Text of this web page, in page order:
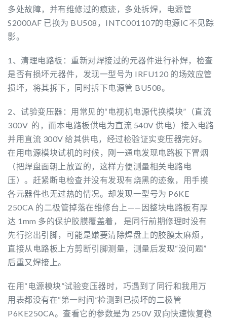
多处故障，并有维修过的痕迹，多处拆焊，电源管
S2000AF 已换为 BU508，INTC001107的电源IC不见踪
影。
1、清理电路板：重新对焊接过的元器件进行补焊，检查
是否有损坏元器件，发现一型号为 IRFU120 的场效应管
损坏，将其拆下，同时拆下电源管 BU508。
2、试验变压器：用常见的“电视机电源代换模块”（直流
300V 的，而本电路板供电为直流 540V 供电）接入电路
并用直流 300V 给其供电，经过检验证实变压器完好。
在用电源模块试机的时候，刚一通电发现电路板下冒烟
（把焊盘面朝上放置的，这样方便测量相关电路电
压）。赶紧断电检查并没有发现有烧黑的迹象，用手摸
各元器件也无过热的情况。却发现一型号为 P6KE
250CA 的二极管掉落在维修台上——因整块电路板有厚
达 1mm 多的保护胶膜覆盖着， 是同行前期修理时没有
先行挖出引脚，可能是嫌要清除焊盘上的胶膜太麻烦，
直接从电路板上方剪断引脚测量，测量后发现“没问题”
后重又焊接上。
在用“电源模块”试验变压器时，巧遇到了同行和我用万
用表都没有在“第一时间”检测到已损坏的二极管
P6KE250CA。查看它的参数是为 250V 双向快速恢复稳